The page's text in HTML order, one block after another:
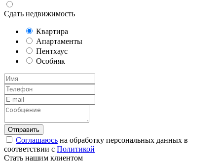
Сдать недвижимость
Квартира
Апартаменты
Пентхаус
Особняк
Соглашаюсь на обработку персональных данных в
соответствии с Политикой
Стать нашим клиентом